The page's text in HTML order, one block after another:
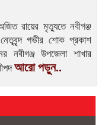
অজিত রায়ের মৃত্যুতে নবীগঞ্জ
নেতৃবৃন্দ গভীর শোক প্রকাশ
নবীগঞ্জ উপজেলা শাখার
আরো পড়ুন..